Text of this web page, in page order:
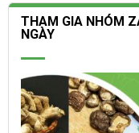
có
nhiều
biến
thể.
Các
tùy
chọn
có
THAM GIA NHÓM
NGÀY